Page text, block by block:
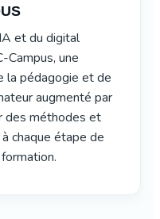
et du digital
Campus, une
la pédagogie et de
augmenté par
des méthodes et
chaque étape de